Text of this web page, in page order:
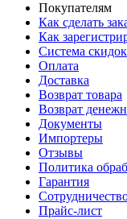
Покупателям
Как сделать
Как
Система скидок
Оплата
Доставка
Возврат товара
Возврат
Документы
Импортеры
Отзывы
Политика
Гарантия
Прайс-лист